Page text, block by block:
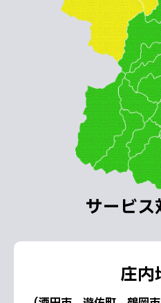
サービ
庄内